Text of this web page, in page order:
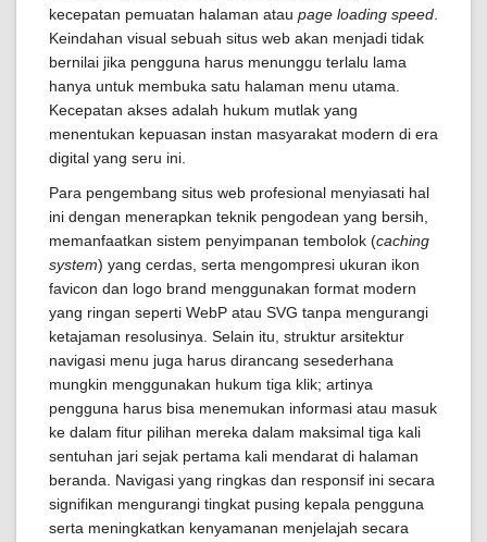
kecepatan pemuatan halaman atau page loading speed
Keindahan visual sebuah situs web akan menjadi tidak
bernilai jika pengguna harus menunggu terlalu lama
hanya untuk membuka satu halaman menu utama.
Kecepatan akses adalah hukum mutlak yang
menentukan kepuasan instan masyarakat modern di era
digital yang seru ini.
Para pengembang situs web profesional menyiasati hal
ini dengan menerapkan teknik pengodean yang bersih,
memanfaatkan sistem penyimpanan tembolok (caching
system) yang cerdas, serta mengompresi ukuran ikon
favicon dan logo brand menggunakan format modern
yang ringan seperti WebP atau SVG tanpa mengurangi
ketajaman resolusinya. Selain itu, struktur arsitektur
navigasi menu juga harus dirancang sesederhana
mungkin menggunakan hukum tiga klik; artinya
pengguna harus bisa menemukan informasi atau masuk
ke dalam fitur pilihan mereka dalam maksimal tiga kali
sentuhan jari sejak pertama kali mendarat di halaman
beranda. Navigasi yang ringkas dan responsif ini secara
signifikan mengurangi tingkat pusing kepala pengguna
serta meningkatkan kenyamanan menjelajah secara